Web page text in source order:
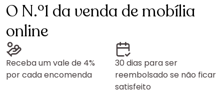
O N.º1 da venda de mobília
online
Receba um vale de 4%
por cada encomenda
30 dias para ser
reembolsado se não ficar
satisfeito